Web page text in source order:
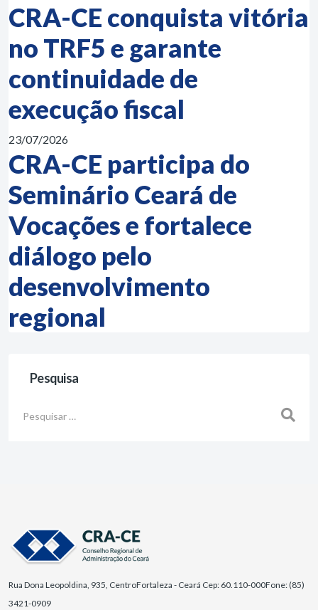
CRA-CE conquista vitória
no TRF5 e garante
continuidade de
execução fiscal
23/07/2026
CRA-CE participa do
Seminário Ceará de
Vocações e fortalece
diálogo pelo
desenvolvimento
regional
Pesquisa
Rua Dona Leopoldina, 935, CentroFortaleza - Ceará Cep: 60.110-000Fone: (85)
3421-0909